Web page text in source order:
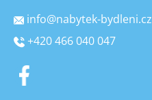
info@nabytek-bydleni.cz
+420 466 040 047